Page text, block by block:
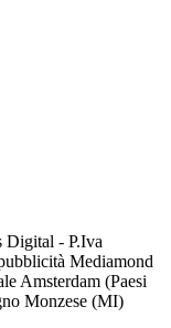
Digital - P.Iva
Mediamond
Amsterdam (Paesi
Monzese (MI)